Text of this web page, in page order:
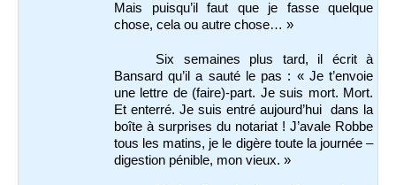
Mais puisqu’il faut que je fasse quelque
chose, cela ou autre chose… »
Six semaines plus tard, il écrit à
Bansard qu’il a sauté le pas : « Je t’envoie
une lettre de (faire)-part. Je suis mort. Mort.
Et enterré. Je suis entré aujourd’hui dans la
boîte à surprises du notariat ! J’avale Robbe
tous les matins, je le digère toute la journée –
digestion pénible, mon vieux. »